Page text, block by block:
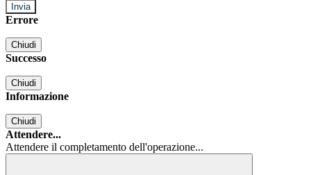
Errore
Chiudi
Successo
Chiudi
Informazione
Chiudi
Attendere...
Attendere il completamento dell'operazione...